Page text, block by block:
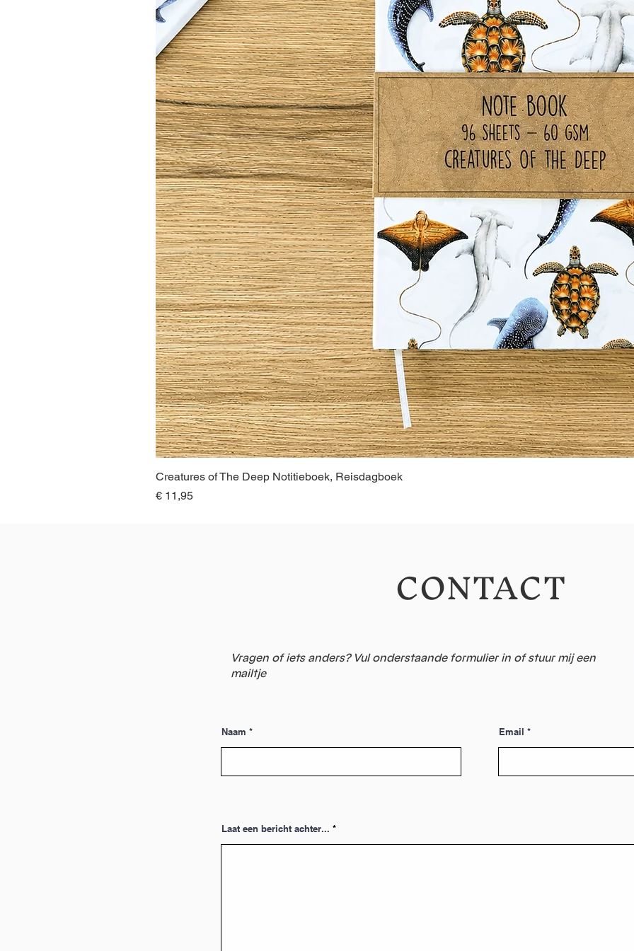
Creatures of The Deep Notitieboek, Reisdagboek
Prijs
€ 11,95
CONTACT
Vragen of iets anders? Vul onderstaande formulier in of stuur mij een
mailtje
Naam Email
Laat een bericht achter...